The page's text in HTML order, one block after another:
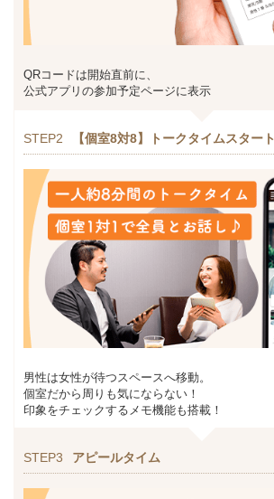
QRコードは開始直前に、
公式アプリの参加予定ページに表示
STEP2 【個室8対8】トークタイムスタート
男性は女性が待つスペースへ移動。
個室だから周りも気にならない！
印象をチェックするメモ機能も搭載！
STEP3 アピールタイム